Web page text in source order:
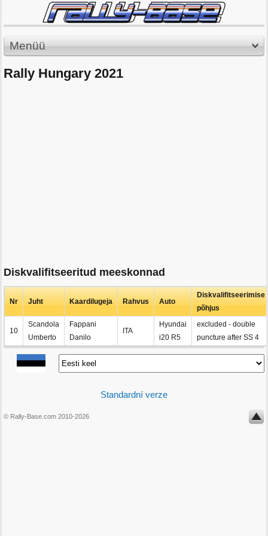
Menüü
Rally Hungary 2021
Diskvalifitseeritud meeskonnad
Nr Juht Kaardilugeja Rahvus Auto
Diskvalifitseerimise
põhjus
10
Scandola
Umberto
Fappani
Danilo
ITA
Hyundai
i20 R5
excluded - double
puncture after SS 4
Standardní verze
© Rally-Base.com 2010-2026